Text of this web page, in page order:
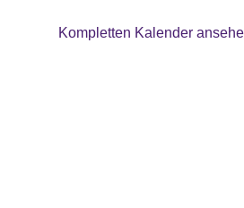
Kompletten Kalender